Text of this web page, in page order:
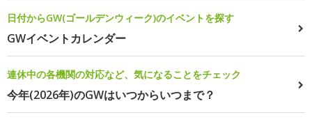
日付からGW(ゴールデンウィーク)のイベントを探す
GWイベントカレンダー
連休中の各機関の対応など、気になることをチェック
今年(2026年)のGWはいつからいつまで？